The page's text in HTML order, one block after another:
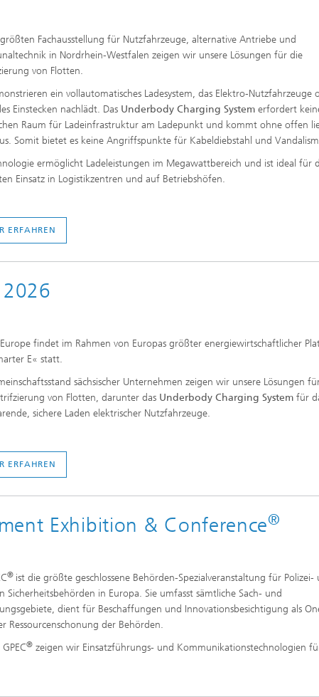
Fachausstellung für Nutzfahrzeuge, alternative Antriebe und
in Nordrhein-Westfalen zeigen wir unsere Lösungen für die
von Flotten.
ein vollautomatisches Ladesystem, das Elektro-Nutzfahrzeuge
Einstecken nachlädt. Das Underbody Charging Systemerfordert
Raum für Ladeinfrastruktur am Ladepunkt und kommt ohne offen
Somit bietet es keine Angriffspunkte für Kabeldiebstahl und
ermöglicht Ladeleistungen im Megawattbereich und ist ideal für
Einsatz in Logistikzentren und auf Betriebshöfen.
ERFAHREN
2026
Europe findet im Rahmen von Europas größter energiewirtschaftlicher
E« statt.
sächsischer Unternehmen zeigen wir unsere Lösungen
von Flotten, darunter das Underbody Charging System für
sichere Laden elektrischer Nutzfahrzeuge.
ERFAHREN
Exhibition & Conference®
® ist die größte geschlossene Behörden-Spezialveranstaltung für Polizei-
Sicherheitsbehörden in Europa. Sie umfasst sämtliche Sach- und
dient für Beschaffungen und Innovationsbesichtigung als
Ressourcenschonung der Behörden.
® zeigen wir Einsatzführungs- und Kommunikationstechnologien